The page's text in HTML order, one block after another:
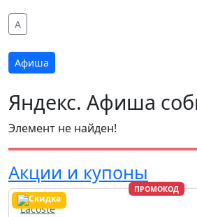
A
Афиша
Яндекс. Афиша
Элемент не найден!
Акции и купоны
ПРОМОКОД
Lacoste